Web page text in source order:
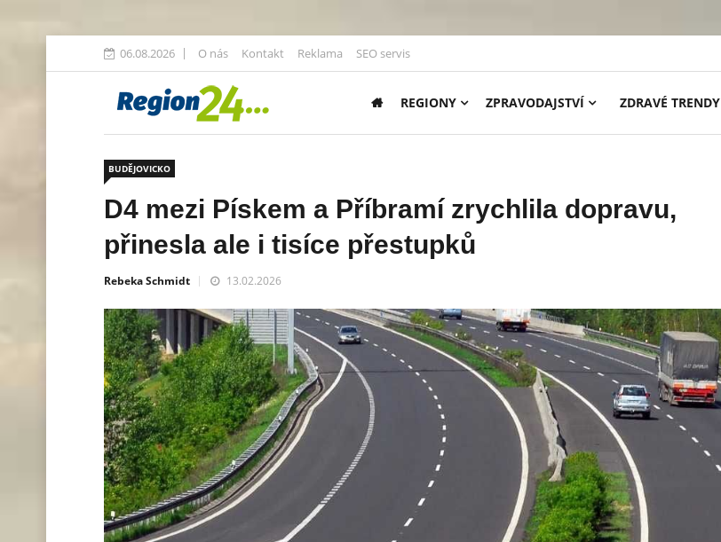
06.08.2026 O nás Kontakt Reklama SEO servis
REGIONY ZPRAVODAJSTVÍ ZDRAVÉ TRENDY
BUDĚJOVICKO
D4 mezi Pískem a Příbramí zrychlila dopravu,
přinesla ale i tisíce přestupků
Rebeka Schmidt 13.02.2026